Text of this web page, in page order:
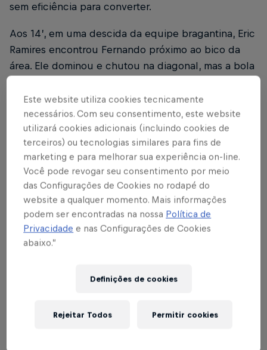
sem eficiência para converter.
Aos 14’, em uma descida da equipe bragantina, Eric
Ramires encontrou Fernando próximo ao bico da
área. Ele dominou e chutou na diagonal, mas a bola
Alix interceptou o tiro de meta de Anthoni, aos 17’,
e colocou a bola no ataque. Pitta avançou em
direção à meta adversária, e o goleiro saiu da área
para tirar de cabeça. A bola voltou para Lucas
Barbosa, que encontrou Fernando.De primeira, o
camisa 11 chutou da intermediária para balançar
as redes e levantar a Torcida Massa Bruta!
placar. Com 21’ jogados, Herrera, pela direita,
ficou livre para chutar no gol. A bola, novamente,
Este website utiliza cookies tecnicamente
necessários. Com seu consentimento, este website
utilizará cookies adicionais (incluindo cookies de
terceiros) ou tecnologias similares para fins de
marketing e para melhorar sua experiência on-line.
Você pode revogar seu consentimento por meio
das Configurações de Cookies no rodapé do
website a qualquer momento. Mais informações
podem ser encontradas na nossa Política de
Privacidade e nas Configurações de Cookies
abaixo.”
Definições de cookies
Rejeitar Todos Permitir cookies